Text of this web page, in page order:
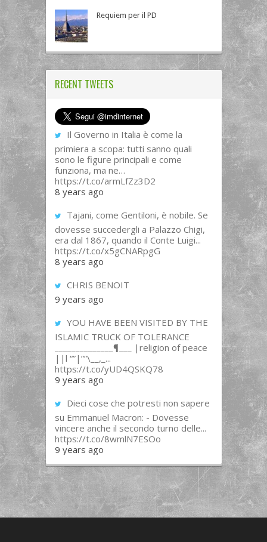
Requiem per il PD
RECENT TWEETS
Il Governo in Italia è come la
primiera a scopa: tutti sanno quali
sono le figure principali e come
funziona, ma ne…
https://t.co/armLfZz3D2
8 years ago
Tajani, come Gentiloni, è nobile. Se
dovesse succedergli a Palazzo Chigi,
era dal 1867, quando il Conte Luigi...
https://t.co/x5gCNARpgG
8 years ago
CHRIS BENOIT
9 years ago
YOU HAVE BEEN VISITED BY THE
ISLAMIC TRUCK OF TOLERANCE
______________¶___ |religion of peace
||l “”|””\__,_...
https://t.co/yUD4QSKQ78
9 years ago
Dieci cose che potresti non sapere
su Emmanuel Macron: - Dovesse
vincere anche il secondo turno delle...
https://t.co/8wmlN7ESOo
9 years ago